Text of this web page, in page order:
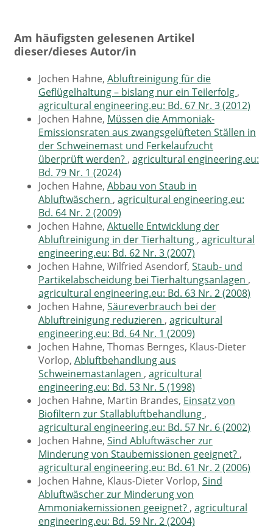
Am häufigsten gelesenen Artikel
dieser/dieses Autor/in
Jochen Hahne, Abluftreinigung für die
Geflügelhaltung – bislang nur ein Teilerfolg ,
agricultural engineering.eu: Bd. 67 Nr. 3 (2012)
Jochen Hahne, Müssen die Ammoniak-
Emissionsraten aus zwangsgelüfteten Ställen in
der Schweinemast und Ferkelaufzucht
überprüft werden? , agricultural engineering.eu:
Bd. 79 Nr. 1 (2024)
Jochen Hahne, Abbau von Staub in
Abluftwäschern , agricultural engineering.eu:
Bd. 64 Nr. 2 (2009)
Jochen Hahne, Aktuelle Entwicklung der
Abluftreinigung in der Tierhaltung , agricultural
engineering.eu: Bd. 62 Nr. 3 (2007)
Jochen Hahne, Wilfried Asendorf, Staub- und
Partikelabscheidung bei Tierhaltungsanlagen ,
agricultural engineering.eu: Bd. 63 Nr. 2 (2008)
Jochen Hahne, Säureverbrauch bei der
Abluftreinigung reduzieren , agricultural
engineering.eu: Bd. 64 Nr. 1 (2009)
Jochen Hahne, Thomas Bernges, Klaus-Dieter
Vorlop, Abluftbehandlung aus
Schweinemastanlagen , agricultural
engineering.eu: Bd. 53 Nr. 5 (1998)
Jochen Hahne, Martin Brandes, Einsatz von
Biofiltern zur Stallabluftbehandlung ,
agricultural engineering.eu: Bd. 57 Nr. 6 (2002)
Jochen Hahne, Sind Abluftwäscher zur
Minderung von Staubemissionen geeignet? ,
agricultural engineering.eu: Bd. 61 Nr. 2 (2006)
Jochen Hahne, Klaus-Dieter Vorlop, Sind
Abluftwäscher zur Minderung von
Ammoniakemissionen geeignet? , agricultural
engineering.eu: Bd. 59 Nr. 2 (2004)